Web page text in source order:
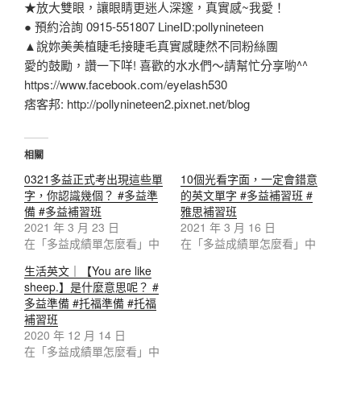
★放大雙眼，讓眼睛更迷人深邃，真實感~我愛！
● 預約洽詢 0915-551807 LineID:pollynineteen
▲說妳美美植睫毛接睫毛真實感睫然不同粉絲團
愛的鼓勵，讚一下咩! 喜歡的水水們～請幫忙分享喲^^
https://www.facebook.com/eyelash530
痞客邦: http://pollynineteen2.pixnet.net/blog
相關
0321多益正式考出現這些單
字，你認識幾個？ #多益準
備 #多益補習班
2021 年 3 月 23 日
在「多益成績單怎麼看」中
10個光看字面，一定會錯意
的英文單字 #多益補習班 #
雅思補習班
2021 年 3 月 16 日
在「多益成績單怎麼看」中
生活英文｜【You are like
sheep.】是什麼意思呢？ #
多益準備 #托福準備 #托福
補習班
2020 年 12 月 14 日
在「多益成績單怎麼看」中